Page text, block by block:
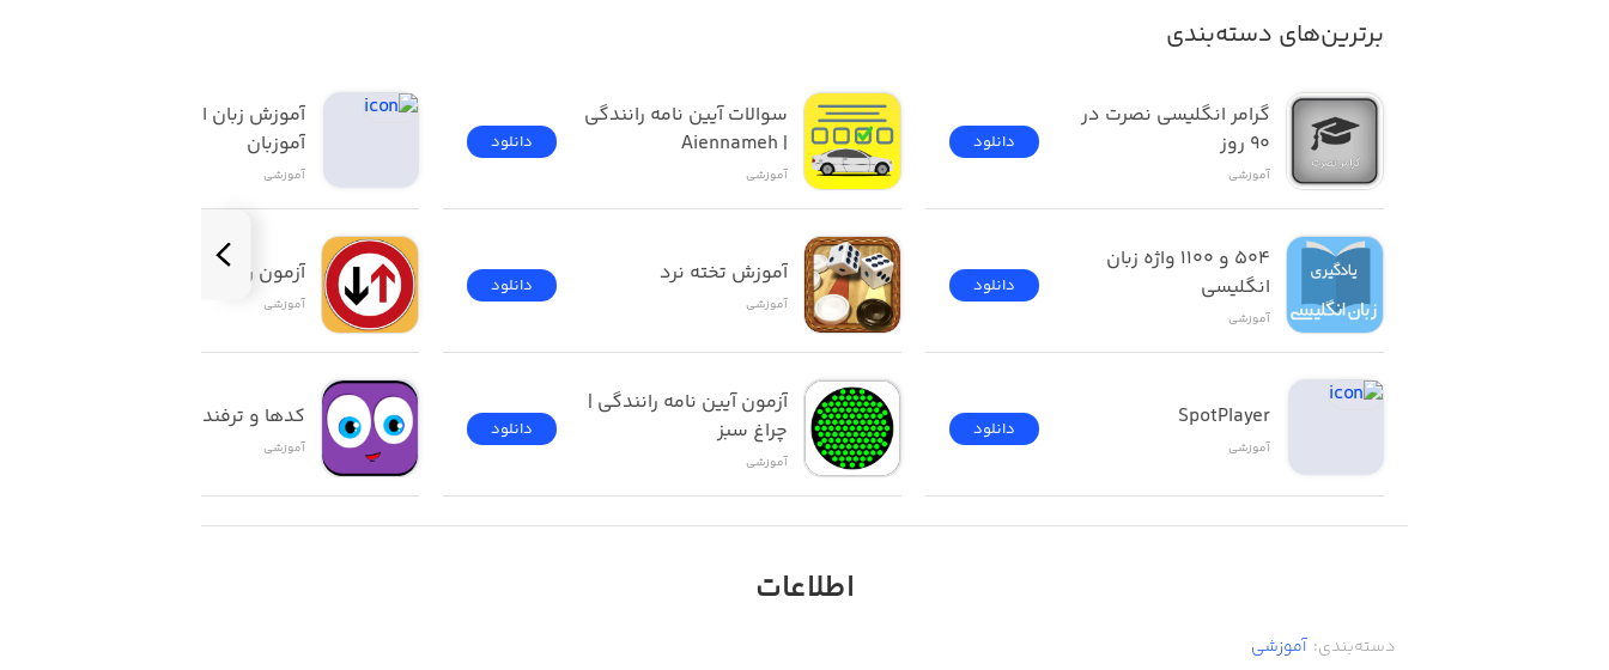
برترین‌های دسته‌بندی
٩٠ روز
آموزشی
دانلود
انگلیسی
آموزشی
دانلود
SpotPlayer
آموزشی
دانلود
| Aiennameh
آموزشی
دانلود
آموزش تخته نرد
آموزشی
دانلود
چراغ سبز
آموزشی
دانلود
آموزبان
آموزشی
آزمون راهنمایی و رانندگی
آموزشی
کدها و ترفندهای ios
آموزشی
اطلاعات
دسته‌بندی: آموزشی